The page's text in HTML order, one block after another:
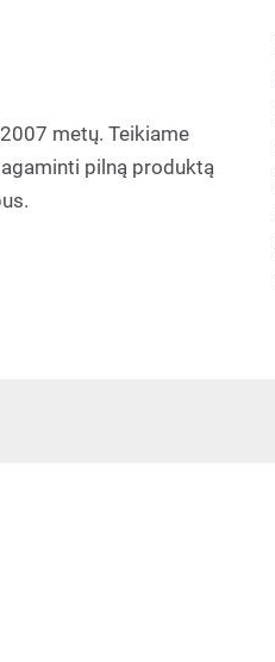
metų. Teikiame
pilną produktą